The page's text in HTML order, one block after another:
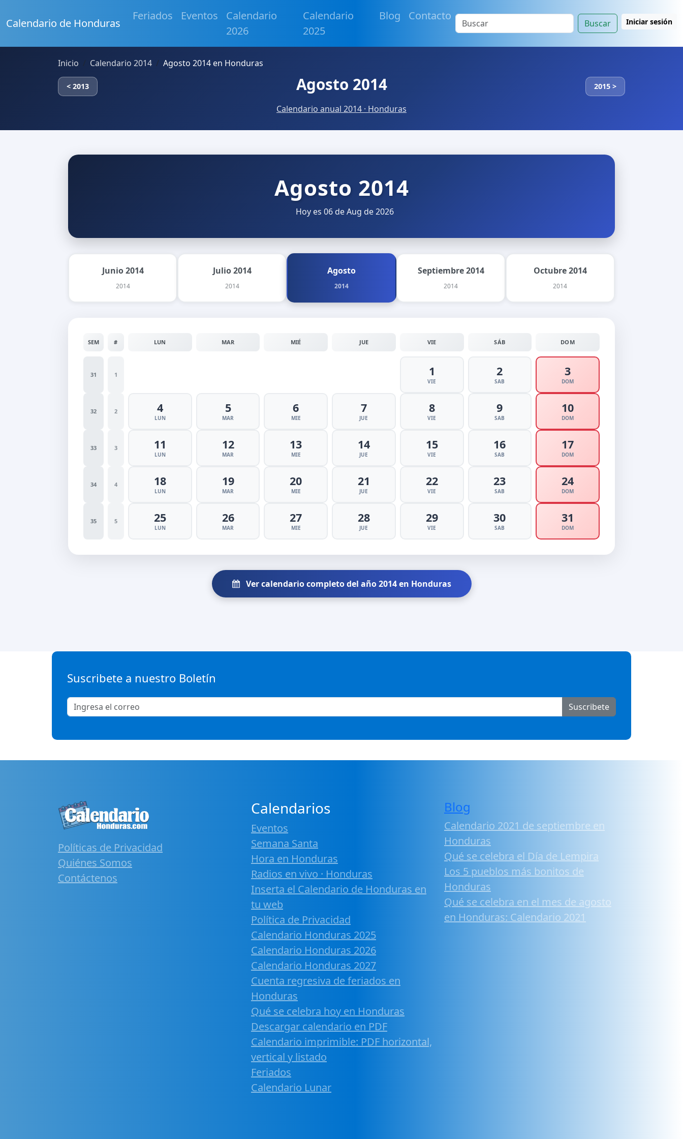
Calendario de Honduras
Feriados Eventos
Calendario
2026
Calendario
2025
Blog Contacto
Buscar Iniciar sesión
Inicio Calendario 2014 Agosto 2014 en Honduras
< 2013 Agosto 2014 2015 >
Calendario anual 2014 · Honduras
Agosto 2014
Hoy es 06 de Aug de 2026
Junio 2014
2014
Julio 2014
2014
Agosto
2014
Septiembre 2014
2014
Octubre 2014
2014
SEM # LUN MAR MIÉ JUE VIE SÁB DOM
31 1 1
VIE
2
SAB
3
DOM
32 2 4
LUN
5
MAR
6
MIE
7
JUE
8
VIE
9
SAB
10
DOM
33 3 11
LUN
12
MAR
13
MIE
14
JUE
15
VIE
16
SAB
17
DOM
34 4 18
LUN
19
MAR
20
MIE
21
JUE
22
VIE
23
SAB
24
DOM
35 5 25
LUN
26
MAR
27
MIE
28
JUE
29
VIE
30
SAB
31
DOM
Ver calendario completo del año 2014 en Honduras
Suscribete a nuestro Boletín
Suscribete
Políticas de Privacidad
Quiénes Somos
Contáctenos
Calendarios
Eventos
Semana Santa
Hora en Honduras
Radios en vivo · Honduras
Inserta el Calendario de Honduras en
tu web
Política de Privacidad
Calendario Honduras 2025
Calendario Honduras 2026
Calendario Honduras 2027
Cuenta regresiva de feriados en
Honduras
Qué se celebra hoy en Honduras
Descargar calendario en PDF
Calendario imprimible: PDF horizontal,
vertical y listado
Feriados
Calendario Lunar
Blog
Calendario 2021 de septiembre en
Honduras
Qué se celebra el Día de Lempira
Los 5 pueblos más bonitos de
Honduras
Qué se celebra en el mes de agosto
en Honduras: Calendario 2021